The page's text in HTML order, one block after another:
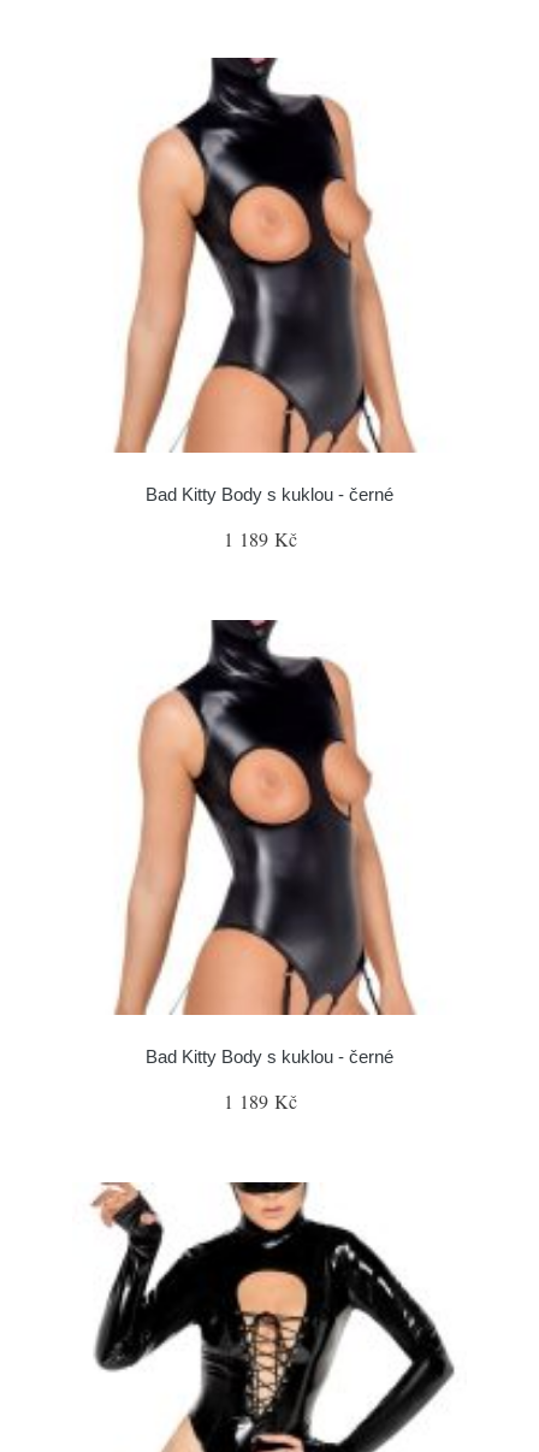
Bad Kitty Body s kuklou - černé
1 189 Kč
Bad Kitty Body s kuklou - černé
1 189 Kč